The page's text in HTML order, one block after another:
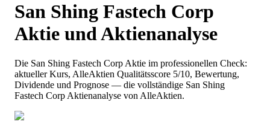
San Shing Fastech Corp
Aktie und Aktienanalyse
Die San Shing Fastech Corp Aktie im professionellen Check:
aktueller Kurs, AlleAktien Qualitätsscore 5/10, Bewertung,
Dividende und Prognose — die vollständige San Shing
Fastech Corp Aktienanalyse von AlleAktien.